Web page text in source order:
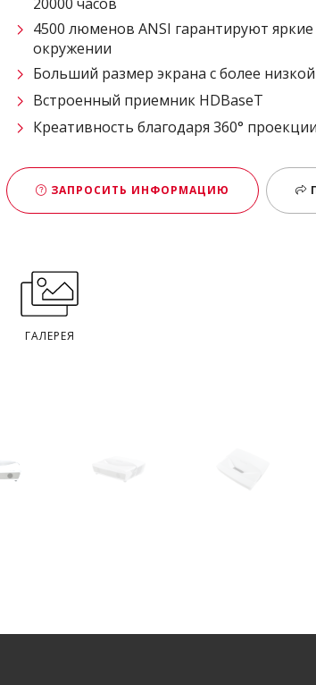
4500 люменов ANSI гарантируют
окружении
Больший размер экрана с более
Встроенный приемник HDBaseT
Креативность благодаря 360° проекции
ЗАПРОСИТЬ ИНФОРМАЦИЮ
ГАЛЕРЕЯ